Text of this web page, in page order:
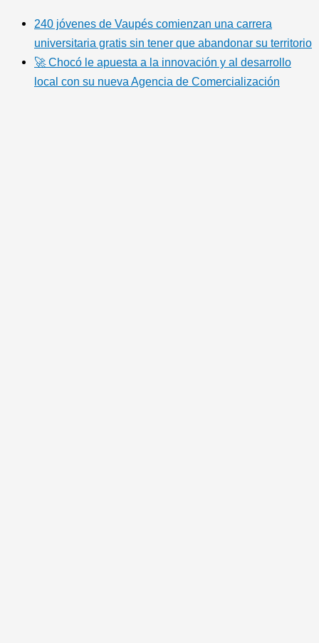
240 jóvenes de Vaupés comienzan una carrera
universitaria gratis sin tener que abandonar su territorio
🚀 Chocó le apuesta a la innovación y al desarrollo
local con su nueva Agencia de Comercialización